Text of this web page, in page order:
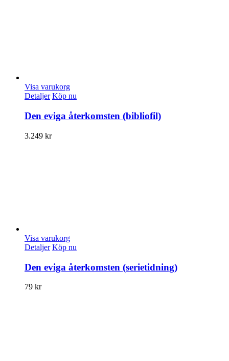
Visa varukorg
Detaljer Köp nu
Den eviga återkomsten (bibliofil)
3.249 kr
Visa varukorg
Detaljer Köp nu
Den eviga återkomsten (serietidning)
79 kr